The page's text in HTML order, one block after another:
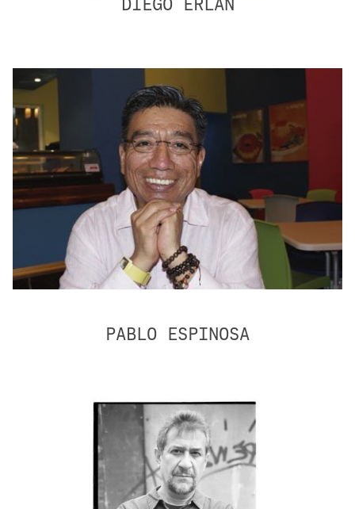
PABLO ESPINOSA